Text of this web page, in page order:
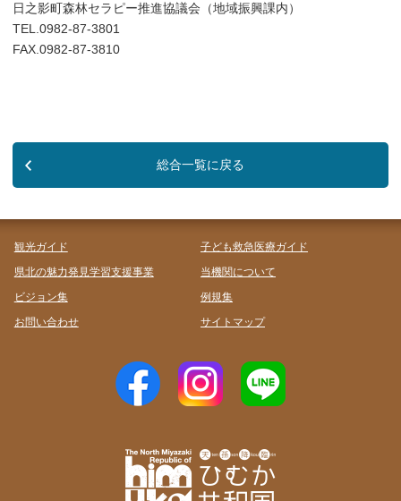
日之影町森林セラピー推進協議会（地域振興課内）
TEL.0982-87-3801
FAX.0982-87-3810
総合一覧に戻る
観光ガイド
子ども救急医療ガイド
県北の魅力発見学習支援事業
当機関について
ビジョン集
例規集
お問い合わせ
サイトマップ